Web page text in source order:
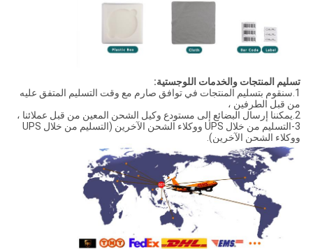
تسليم المنتجات والخدمات اللوجستية:
1.سنقوم بتسليم المنتجات في توافق صارم مع وقت التسليم المتفق عليه
من قبل الطرفين ،
2.يمكننا إرسال البضائع إلى مستودع وكيل الشحن المعين من قبل عملائنا ،
3-التسليم من خلال UPS ووكلاء الشحن الآخرين (التسليم من خلال UPS
ووكلاء الشحن الآخرين).